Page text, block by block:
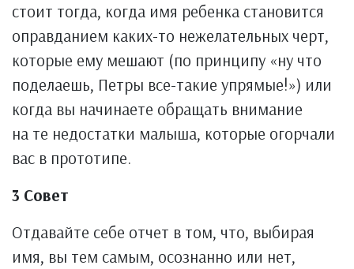
стоит тогда, когда имя ребенка становится
оправданием каких-то нежелательных черт,
которые ему мешают (по принципу «ну что
поделаешь, Петры все-такие упрямые!») или
когда вы начинаете обращать внимание
на те недостатки малыша, которые огорчали
вас в прототипе.
3 Совет
Отдавайте себе отчет в том, что, выбирая
имя, вы тем самым, осознанно или нет,